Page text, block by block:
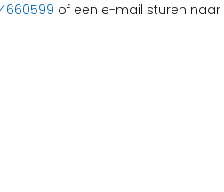
of een e-mail sturen naar